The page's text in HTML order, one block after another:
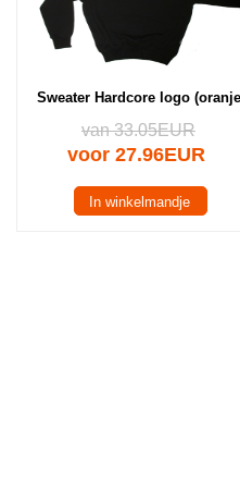
Sweater Hardcore logo
van 33.05EUR
voor 27.96EUR
In winkelmandje